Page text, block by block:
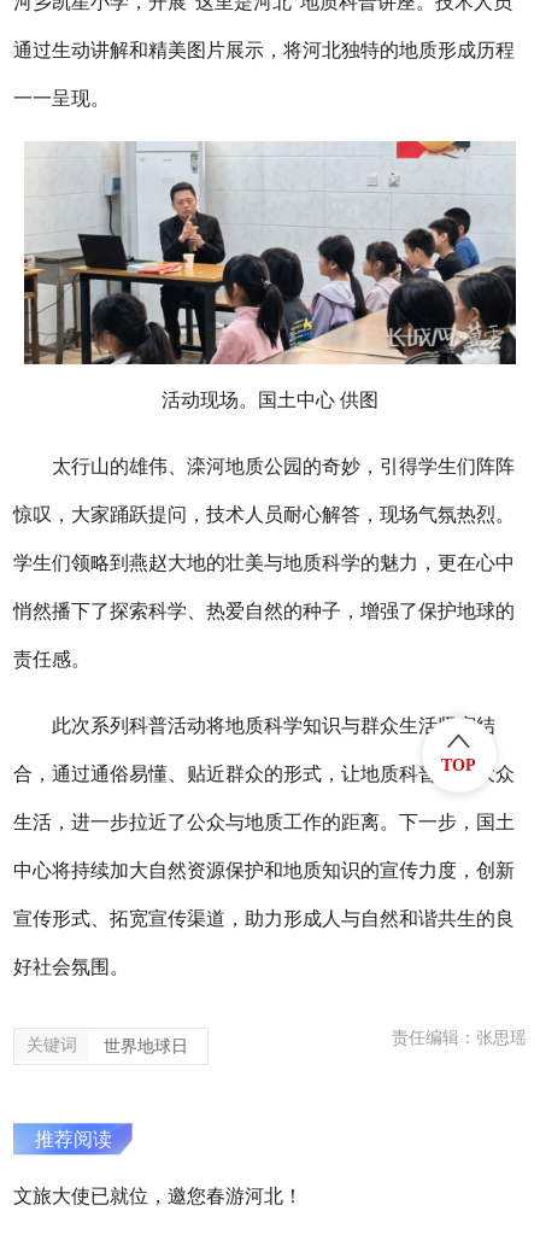
通过生动讲解和精美图片展示，将河北独特的地质形成历程
一一呈现。
活动现场。国土中心 供图
太行山的雄伟、滦河地质公园的奇妙，引得学生们阵阵
惊叹，大家踊跃提问，技术人员耐心解答，现场气氛热烈。
学生们领略到燕赵大地的壮美与地质科学的魅力，更在心中
悄然播下了探索科学、热爱自然的种子，增强了保护地球的
责任感。
此次系列科普活动将地质科学知识与群众生活紧密结
合，通过通俗易懂、贴近群众的形式，让地质科普走进大众
生活，进一步拉近了公众与地质工作的距离。下一步，国土
中心将持续加大自然资源保护和地质知识的宣传力度，创新
宣传形式、拓宽宣传渠道，助力形成人与自然和谐共生的良
好社会氛围。
关键词 世界地球日 责任编辑：张思瑶
推荐阅读
文旅大使已就位，邀您春游河北！
TOP